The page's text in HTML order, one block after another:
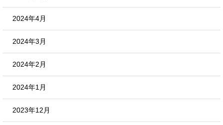
2024年4月
2024年3月
2024年2月
2024年1月
2023年12月